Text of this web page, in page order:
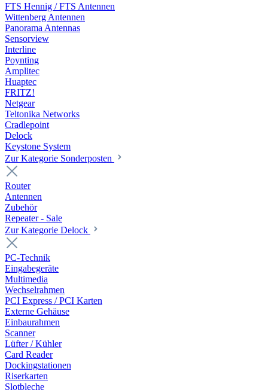
FTS Hennig / FTS Antennen
Wittenberg Antennen
Panorama Antennas
Sensorview
Interline
Poynting
Amplitec
Huaptec
FRITZ!
Netgear
Teltonika Networks
Cradlepoint
Delock
Keystone System
Zur Kategorie Sonderposten
Router
Antennen
Zubehör
Repeater - Sale
Zur Kategorie Delock
PC-Technik
Eingabegeräte
Multimedia
Wechselrahmen
PCI Express / PCI Karten
Externe Gehäuse
Einbaurahmen
Scanner
Lüfter / Kühler
Card Reader
Dockingstationen
Riserkarten
Slotbleche